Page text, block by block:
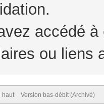
accédé à
ou liens
haut Version bas-débit (Archivé)